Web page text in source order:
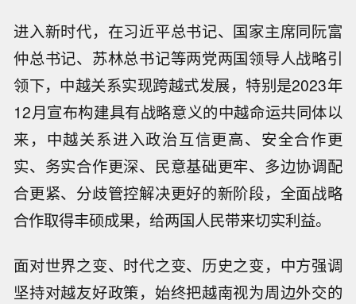
进入新时代，在习近平总书记、国家主席同阮富
仲总书记、苏林总书记等两党两国领导人战略引
领下，中越关系实现跨越式发展，特别是2023年
12月宣布构建具有战略意义的中越命运共同体以
来，中越关系进入政治互信更高、安全合作更
实、务实合作更深、民意基础更牢、多边协调配
合更紧、分歧管控解决更好的新阶段，全面战略
合作取得丰硕成果，给两国人民带来切实利益。
面对世界之变、时代之变、历史之变，中方强调
坚持对越友好政策，始终把越南视为周边外交的